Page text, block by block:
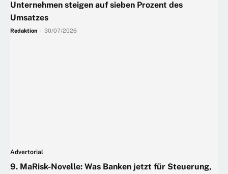
Unternehmen steigen auf sieben Prozent des
Umsatzes
Redaktion 30/07/2026
Advertorial
9. MaRisk-Novelle: Was Banken jetzt für Steuerung,